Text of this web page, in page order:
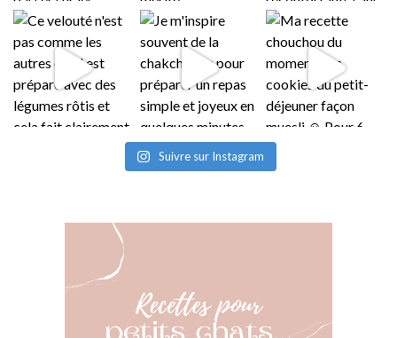
Suivre sur Instagram